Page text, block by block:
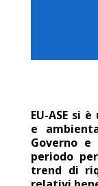
EU-ASE si
e
Governo
periodo
trend di